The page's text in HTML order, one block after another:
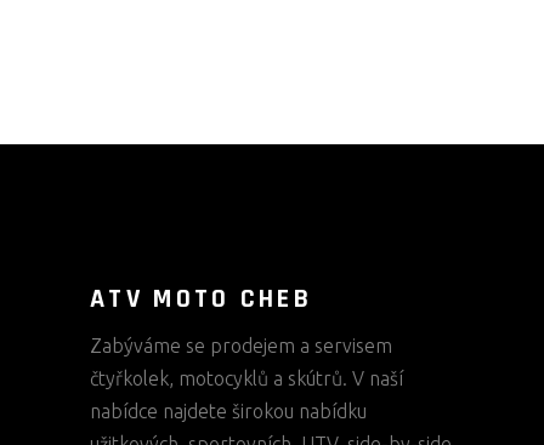
ATV MOTO CHEB
Zabýváme se prodejem a servisem
čtyřkolek, motocyklů a skútrů. V naší
nabídce najdete širokou nabídku